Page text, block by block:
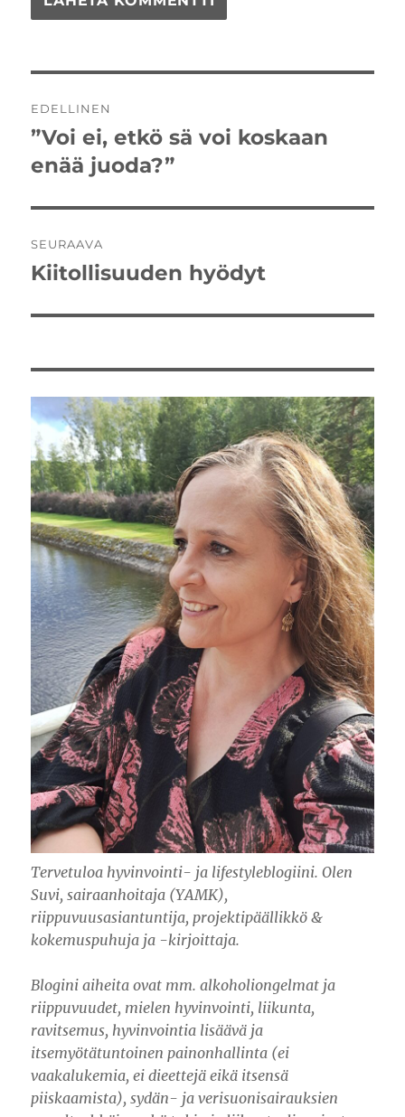
selaus
EDELLINEN
Edellinen
artikkeli:
”Voi ei, etkö sä voi koskaan
enää juoda?”
SEURAAVA
Seuraava
Kiitollisuuden hyödyt
Tervetuloa hyvinvointi- ja lifestyleblogiini. Olen
Suvi, sairaanhoitaja (YAMK),
riippuvuusasiantuntija, projektipäällikkö &
kokemuspuhuja ja -kirjoittaja.
Blogini aiheita ovat mm. alkoholiongelmat ja
riippuvuudet, mielen hyvinvointi, liikunta,
ravitsemus, hyvinvointia lisäävä ja
itsemyötätuntoinen painonhallinta (ei
vaakalukemia, ei dieettejä eikä itsensä
piiskaamista), sydän- ja verisuonisairauksien